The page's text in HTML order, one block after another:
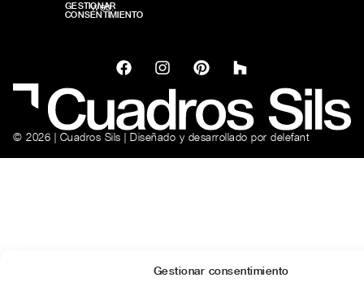
Gestionar consentimiento
GESTIONAR
CONSENTIMIENTO
web.
© 2026 | Cuadros Sils | Diseñado y desarrollado por delefant